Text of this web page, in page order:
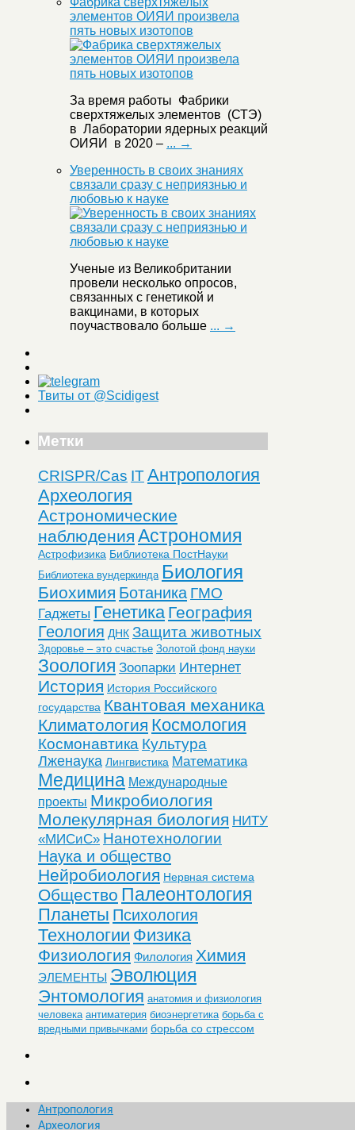
элементов ОИЯИ произвела
пять новых изотопов
За время работы Фабрики
сверхтяжелых элементов (СТЭ)
в Лаборатории ядерных реакций
ОИЯИ в 2020 – ... →
Уверенность в своих знаниях
связали сразу с неприязнью и
любовью к науке
Ученые из Великобритании
провели несколько опросов,
связанных с генетикой и
вакцинами, в которых
поучаствовало больше ... →
Твиты от @Scidigest
Метки
CRISPR/Cas ITАнтропология
Археология
Астрономические
наблюдения Астрономия
Астрофизика Библиотека ПостНауки
Библиотека вундеркинда Биология
Биохимия Ботаника ГМО
Гаджеты Генетика География
Геология ДНК Защита животных
Здоровье – это счастье Золотой фонд науки
Зоология Зоопарки Интернет
История История Российского
государства Квантовая механика
Климатология Космология
Космонавтика Культура
Лженаука Лингвистика Математика
Медицина Международные
проекты Микробиология
Молекулярная биология НИТУ
«МИСиС» Нанотехнологии
Наука и общество
Нейробиология Нервная система
Общество Палеонтология
Планеты Психология
Технологии Физика
Физиология Филология Химия
ЭЛЕМЕНТЫ Эволюция
Энтомология анатомия и физиология
человека антиматерия биоэнергетика борьба с
вредными привычками борьба со стрессом
Антропология
Археология